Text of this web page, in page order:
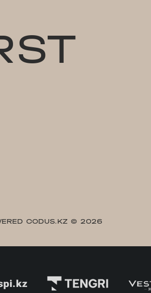
CODUS.KZ © 2026